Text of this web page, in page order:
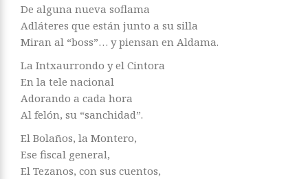
De alguna nueva soflama
Adláteres que están junto a su silla
Miran al “boss”… y piensan en Aldama.
La Intxaurrondo y el Cintora
En la tele nacional
Adorando a cada hora
Al felón, su “sanchidad”.
El Bolaños, la Montero,
Ese fiscal general,
El Tezanos, con sus cuentos,